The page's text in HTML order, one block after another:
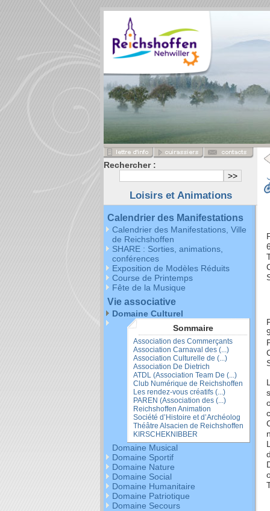
Rechercher :
Loisirs et Animations
Calendrier des Manifestations
Calendrier des Manifestations, Ville
de Reichshoffen
SHARE : Sorties, animations,
conférences
Exposition de Modèles Réduits
Course de Printemps
Fête de la Musique
Vie associative
Domaine Culturel
Sommaire
Association des Commerçants
Association Carnaval des (...)
Association Culturelle de (...)
Association De Dietrich
ATDL (Association Team De (...)
Club Numérique de Reichshoffen
Les rendez-vous créatifs (...)
PAREN (Association des (...)
Reichshoffen Animation
Société d’Histoire et d’Archéolog
Théâtre Alsacien de Reichshoffen
KIRSCHEKNIBBER
Domaine Musical
Domaine Sportif
Domaine Nature
Domaine Social
Domaine Humanitaire
Domaine Patriotique
Domaine Secours